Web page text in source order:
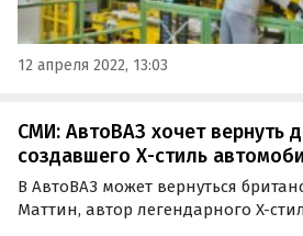
12 апреля 2022, 13:03
СМИ: АвтоВАЗ хочет вернуть
создавшего Х-стиль
В АвтоВАЗ может вернуться
Маттин, автор легендарного X-